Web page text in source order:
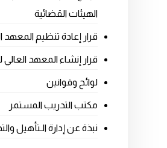
الهيئات القضائية
قرار إعادة تنظيم المعهد
قرار إنشاء المعهد العالي
لوائح وقوانين
مكتب التدريب المستمر
نبذة عن إدارة الـتأهيل